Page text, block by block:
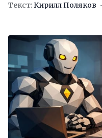
Текст: Кирилл Поляков